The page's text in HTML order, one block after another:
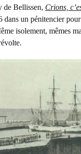
de Bellissen, Crions,
dans un pénitencier
isolement, mêmes